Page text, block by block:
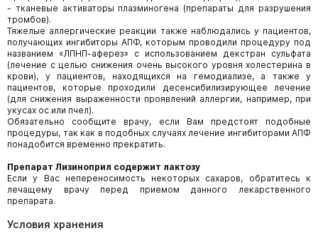
- тканевые активаторы плазминогена (препараты для разрушения
тромбов).
Тяжелые аллергические реакции также наблюдались у пациентов,
получающих ингибиторы АПФ, которым проводили процедуру под
названием «ЛПНП-аферез» с использованием декстран сульфата
(лечение с целью снижения очень высокого уровня холестерина в
крови), у пациентов, находящихся на гемодиализе, а также у
пациентов, которые проходили десенсибилизирующее лечение
(для снижения выраженности проявлений аллергии, например, при
укусах ос или пчел).
Обязательно сообщите врачу, если Вам предстоят подобные
процедуры, так как в подобных случаях лечение ингибиторами АПФ
понадобится временно прекратить.
Препарат Лизиноприл содержит лактозу
Если у Вас непереносимость некоторых сахаров, обратитесь к
лечащему врачу перед приемом данного лекарственного
препарата.
Условия хранения